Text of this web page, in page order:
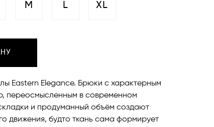
M L XL
Eastern Elegance. Брюки с характерным
переосмысленным в современном
и продуманный объём создают
движения, будто ткань сама формирует